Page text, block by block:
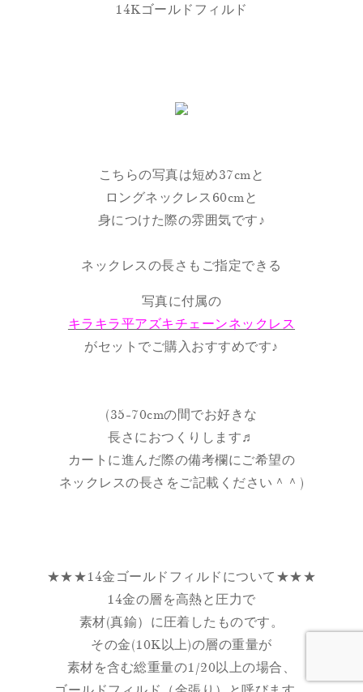
14Kゴールドフィルド
こちらの写真は短め37cmと
ロングネックレス60cmと
身につけた際の雰囲気です♪
ネックレスの長さもご指定できる
写真に付属の
キラキラ平アズキチェーンネックレス
がセットでご購入おすすめです♪
(35-70cmの間でお好きな
長さにおつくりします♬
カートに進んだ際の備考欄にご希望の
ネックレスの長さをご記載ください＾＾)
★★★14金ゴールドフィルドについて★★★
14金の層を高熱と圧力で
素材(真鍮）に圧着したものです。
その金(10K以上)の層の重量が
素材を含む総重量の1/20以上の場合、